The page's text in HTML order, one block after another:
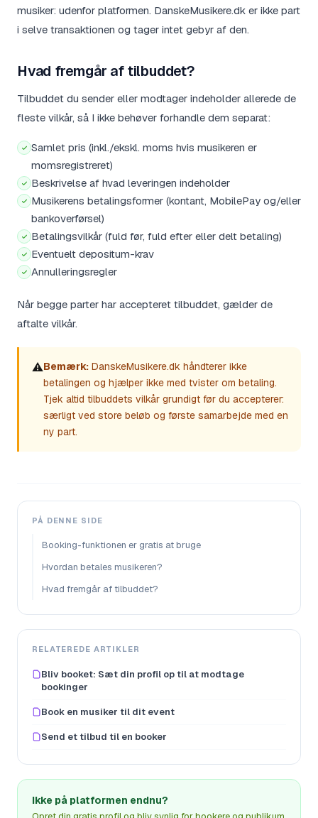
musiker: udenfor platformen. DanskeMusikere.dk er ikke part
i selve transaktionen og tager intet gebyr af den.
Hvad fremgår af tilbuddet?
Tilbuddet du sender eller modtager indeholder allerede de
fleste vilkår, så I ikke behøver forhandle dem separat:
Samlet pris (inkl./ekskl. moms hvis musikeren er
momsregistreret)
Beskrivelse af hvad leveringen indeholder
Musikerens betalingsformer (kontant, MobilePay og/eller
bankoverførsel)
Betalingsvilkår (fuld før, fuld efter eller delt betaling)
Eventuelt depositum-krav
Annulleringsregler
Når begge parter har accepteret tilbuddet, gælder de
aftalte vilkår.
⚠️Bemærk: DanskeMusikere.dk håndterer ikke
betalingen og hjælper ikke med tvister om betaling.
Tjek altid tilbuddets vilkår grundigt før du accepterer:
særligt ved store beløb og første samarbejde med en
ny part.
PÅ DENNE SIDE
Booking-funktionen er gratis at bruge
Hvordan betales musikeren?
Hvad fremgår af tilbuddet?
RELATEREDE ARTIKLER
Bliv booket: Sæt din profil op til at modtage
bookinger
Book en musiker til dit event
Send et tilbud til en booker
Ikke på platformen endnu?